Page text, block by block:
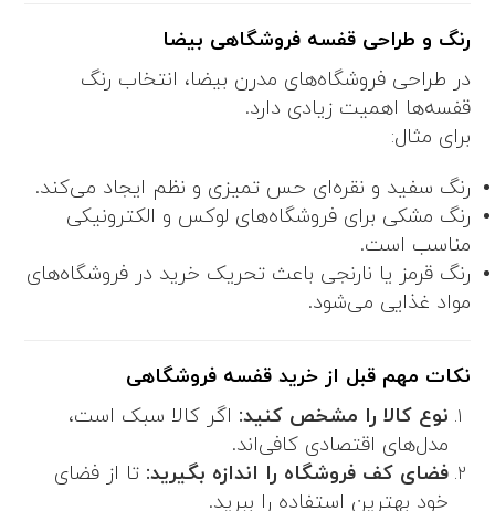
رنگ و طراحی قفسه فروشگاهی بیضا
در طراحی فروشگاه‌های مدرن بیضا، انتخاب رنگ
قفسه‌ها اهمیت زیادی دارد.
برای مثال:
رنگ سفید و نقره‌ای حس تمیزی و نظم ایجاد می‌کند.
رنگ مشکی برای فروشگاه‌های لوکس و الکترونیکی
مناسب است.
رنگ قرمز یا نارنجی باعث تحریک خرید در فروشگاه‌های
مواد غذایی می‌شود.
نکات مهم قبل از خرید قفسه فروشگاهی
نوع کالا را مشخص کنید: اگر کالا سبک است،
مدل‌های اقتصادی کافی‌اند.
فضای کف فروشگاه را اندازه بگیرید: تا از فضای
خود بهترین استفاده را ببرید.